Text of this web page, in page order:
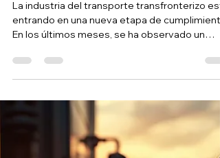
visas B-1 bajo la lupa en la
frontera
entrando en una nueva etapa de
En los últimos meses, se ha observado un
conductores mexicanos, mayor supervisión
frontera y un enfoque más estricto por parte
de autoridades sobre el uso de conductores
con visa B-1. Esto no es coincidencia. El